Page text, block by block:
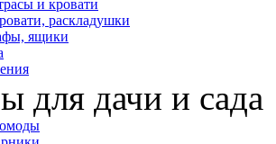
и кровати
раскладушки
ящики
для дачи и сада